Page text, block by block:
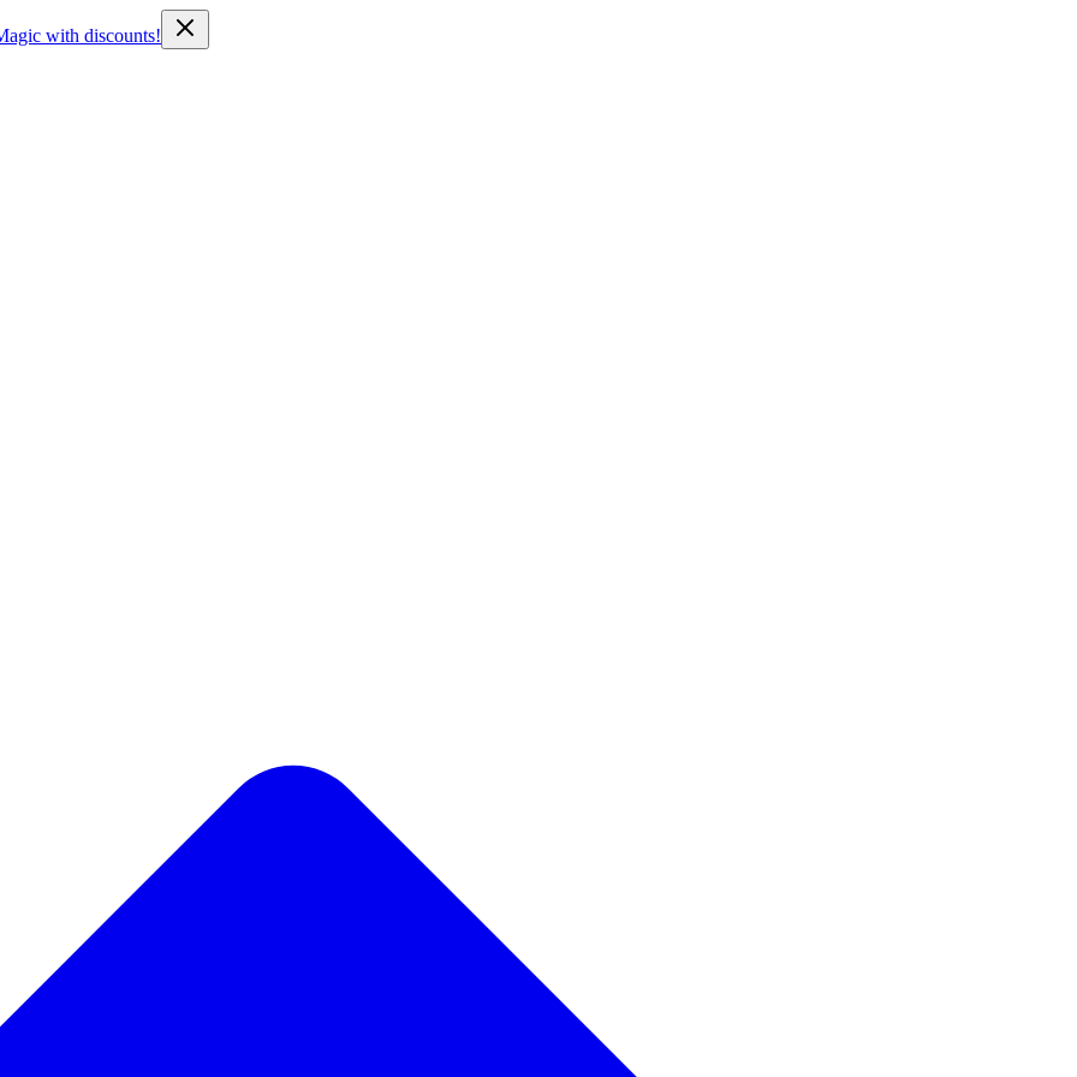
with discounts!